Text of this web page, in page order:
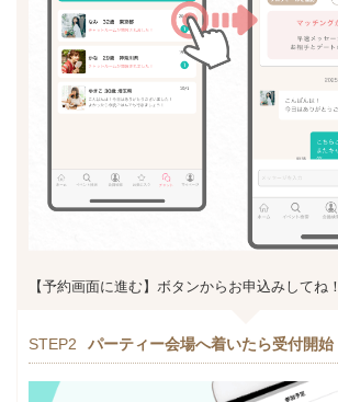
【予約画面に進む】ボタンからお申込みしてね！
STEP2 パーティー会場へ着いたら受付開始